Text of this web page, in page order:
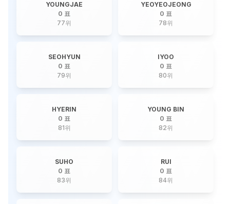
YOUNGJAE
0 표
77위
YEOYEOJEONG
0 표
78위
SEOHYUN
0 표
79위
IYOO
0 표
80위
HYERIN
0 표
81위
YOUNG BIN
0 표
82위
SUHO
0 표
83위
RUI
0 표
84위